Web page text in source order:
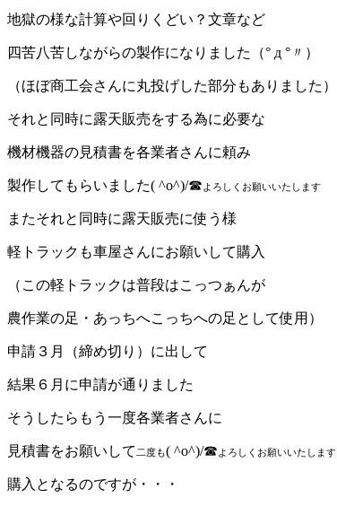
地獄の様な計算や回りくどい？文章など
四苦八苦しながらの製作になりました（° д °〃）
（ほぼ商工会さんに丸投げした部分もありました）
それと同時に露天販売をする為に必要な
機材機器の見積書を各業者さんに頼み
製作してもらいました( ^o^)/☎ よろしくお願いいたします
またそれと同時に露天販売に使う様
軽トラックも車屋さんにお願いして購入
（この軽トラックは普段はこっつぁんが
農作業の足・あっちへこっちへの足として使用）
申請３月（締め切り）に出して
結果６月に申請が通りました
そうしたらもう一度各業者さんに
見積書をお願いして 二度も( ^o^)/☎ よろしくお願いいたします
購入となるのですが・・・